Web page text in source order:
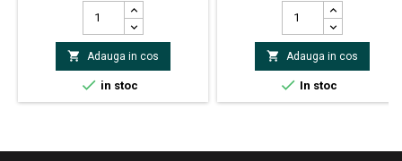
 Adauga in cos
 in stoc
 Adauga in cos
 In stoc